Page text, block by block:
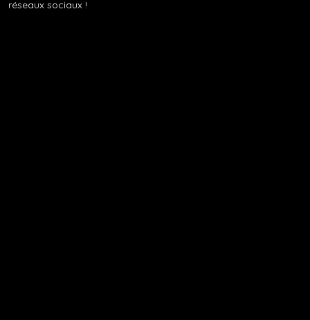
réseaux sociaux !